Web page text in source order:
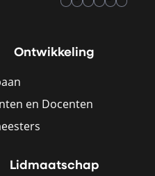
Ontwikkeling
en Docenten
Lidmaatschap